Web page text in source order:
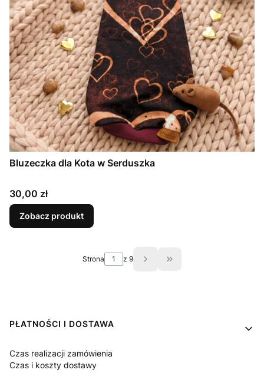
Bluzeczka dla Kota w Serduszka
Cena
30,00 zł
Zobacz produkt
Strona z 9 Przejdź do ostatniej
Linki w stopce
PŁATNOŚCI I DOSTAWA
Czas realizacji zamówienia
Czas i koszty dostawy